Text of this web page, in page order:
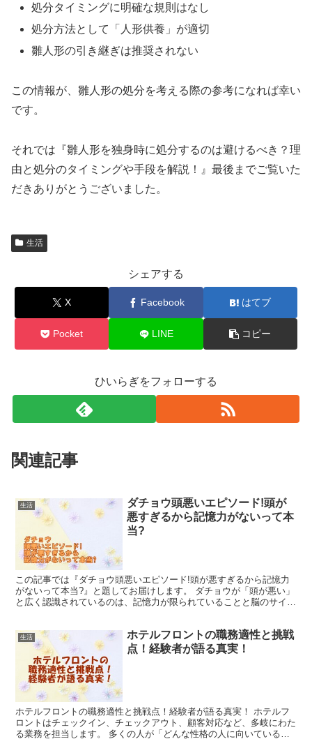
処分タイミングに明確な規則はなし
処分方法として「人形供養」が適切
雛人形の引き継ぎは推奨されない
この情報が、雛人形の処分を考える際の参考になれば幸い
です。
それでは『雛人形を独身時に処分するのは避けるべき？理
由と処分のタイミングや手段を解説！』最後までご覧いた
だきありがとうございました。
生活
シェアする
X Facebook はてブ
Pocket LINE コピー
ひいらぎをフォローする
関連記事
生活
ダチョウ頭悪いエピソード!頭が
悪すぎるから記憶力がないって本
当?
この記事では『ダチョウ頭悪いエピソード!頭が悪すぎるから記憶力
がないって本当?』と題してお届けします。 ダチョウが「頭が悪い」
と広く認識されているのは、記憶力が限られていることと脳のサイズ
生活
ホテルフロントの職務適性と挑戦
点！経験者が語る真実！
ホテルフロントの職務適性と挑戦点！経験者が語る真実！ ホテルフ
ロントはチェックイン、チェックアウト、顧客対応など、多岐にわた
る業務を担当します。 多くの人が「どんな性格の人に向いているの